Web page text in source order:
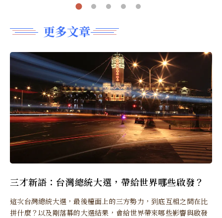
更多文章
三才新語：台灣總統大選，帶給世界哪些啟發？
這次台灣總統大選，最後檯面上的三方勢力，到底互相之間在比
拼什麼？以及剛落幕的大選結果，會給世界帶來哪些影響與啟發